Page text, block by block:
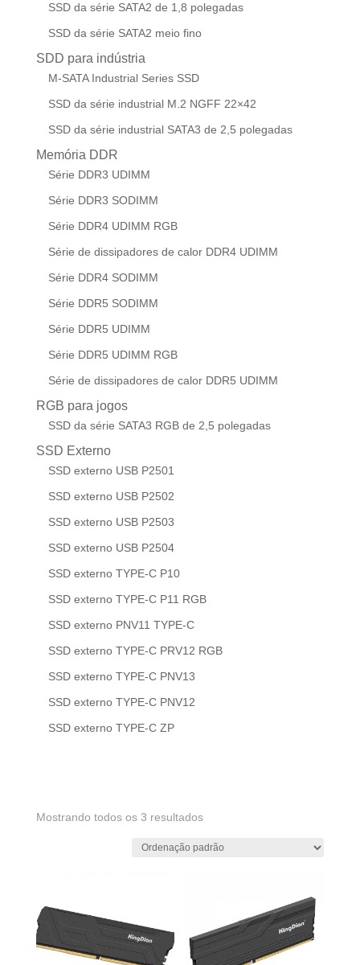
SSD da série SATA2 de 1,8 polegadas
SSD da série SATA2 meio fino
SDD para indústria
M-SATA Industrial Series SSD
SSD da série industrial M.2 NGFF 22×42
SSD da série industrial SATA3 de 2,5 polegadas
Memória DDR
Série DDR3 UDIMM
Série DDR3 SODIMM
Série DDR4 UDIMM RGB
Série de dissipadores de calor DDR4 UDIMM
Série DDR4 SODIMM
Série DDR5 SODIMM
Série DDR5 UDIMM
Série DDR5 UDIMM RGB
Série de dissipadores de calor DDR5 UDIMM
RGB para jogos
SSD da série SATA3 RGB de 2,5 polegadas
SSD Externo
SSD externo USB P2501
SSD externo USB P2502
SSD externo USB P2503
SSD externo USB P2504
SSD externo TYPE-C P10
SSD externo TYPE-C P11 RGB
SSD externo PNV11 TYPE-C
SSD externo TYPE-C PRV12 RGB
SSD externo TYPE-C PNV13
SSD externo TYPE-C PNV12
SSD externo TYPE-C ZP
Mostrando todos os 3 resultados